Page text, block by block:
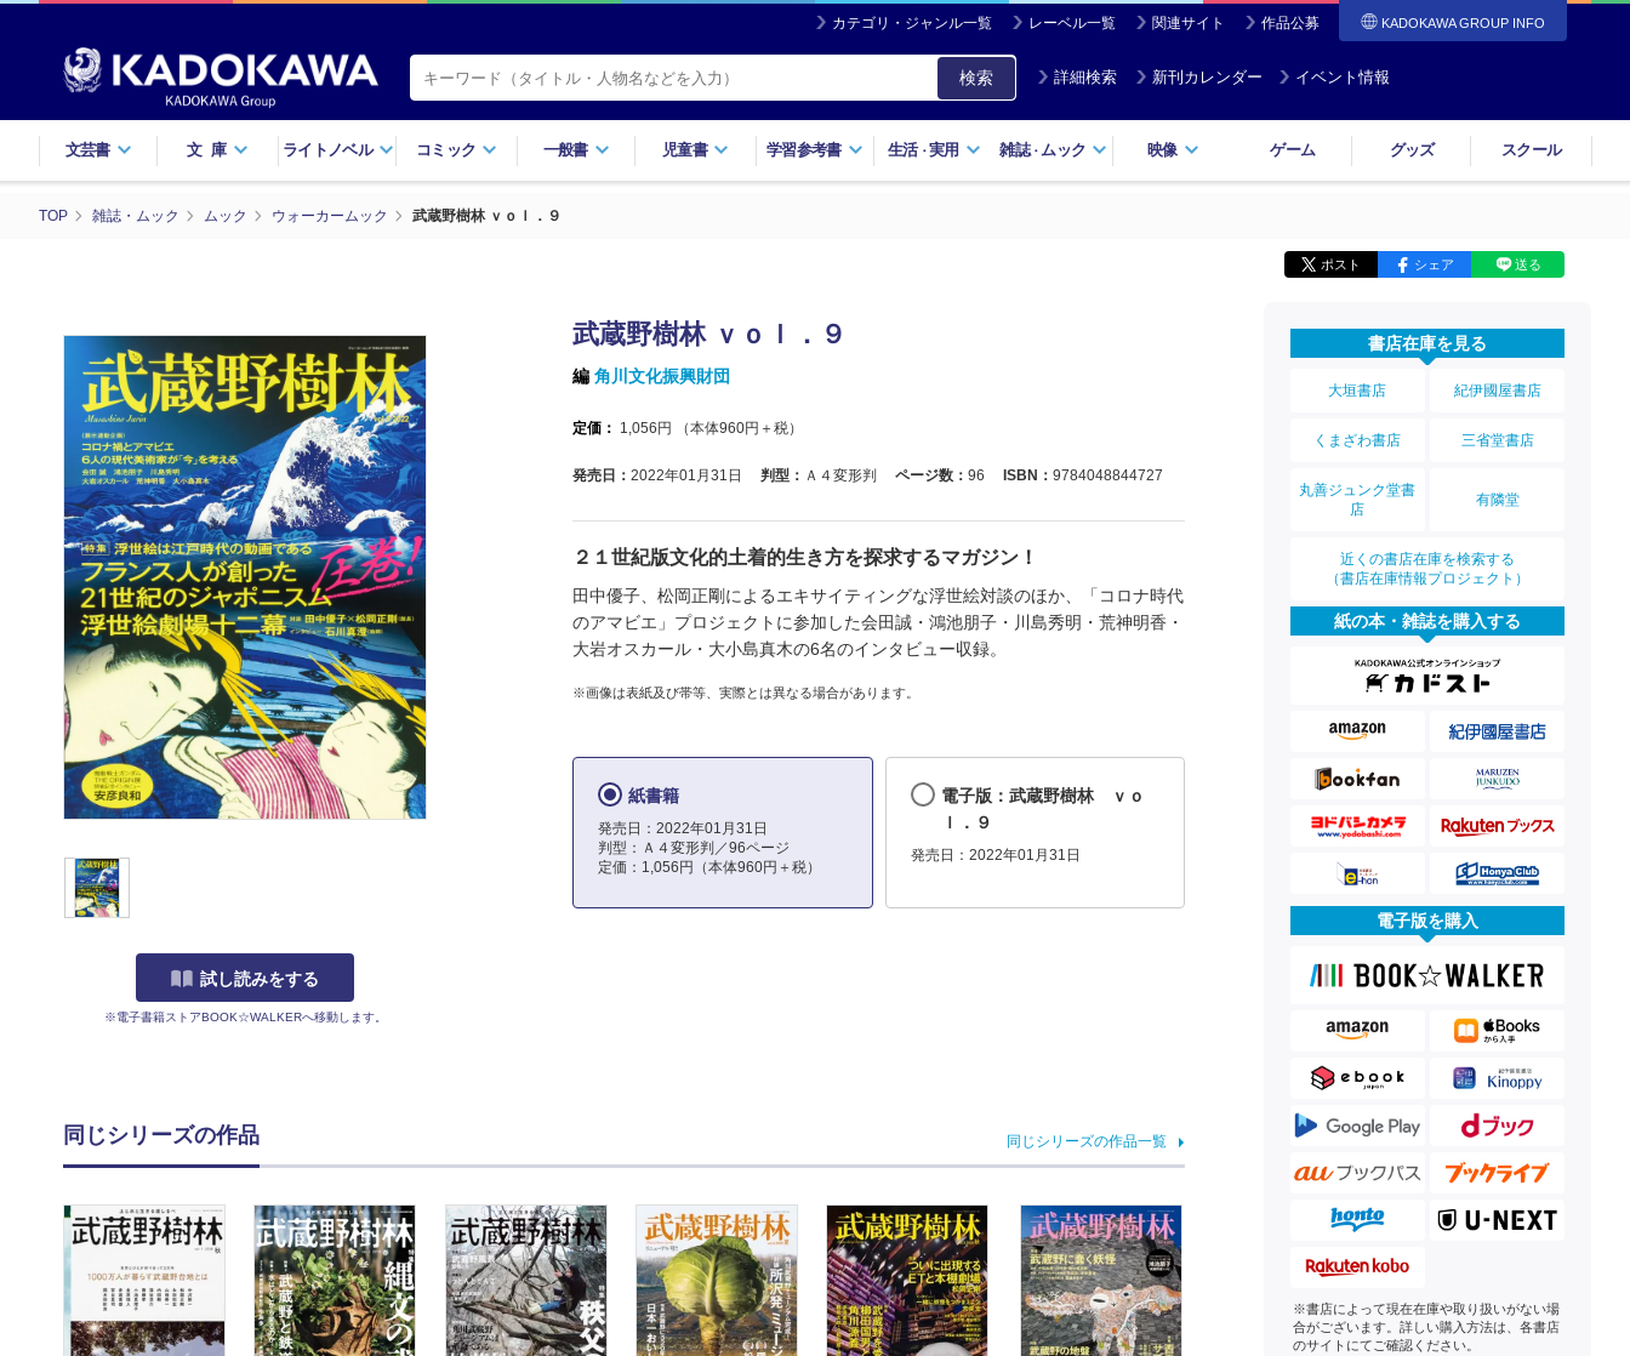
カテゴリ・ジャンル一覧 レーベル一覧 関連サイト 作品公募 KADOKAWA GROUP INFO
検索 詳細検索 新刊カレンダー イベント情報
文芸書 文庫 ライトノベル コミック 一般書 児童書 学習参考書 生活・実用 雑誌・ ムック 映像 ゲーム グッズ スクール
TOP 雑誌・ムック ムック ウォーカームック 武蔵野樹林 ｖｏｌ．９
ポスト シェア 送る
試し読みをする
※電子書籍ストアBOOK☆WALKERへ移動します。
武蔵野樹林 ｖｏｌ．９
編 角川文化振興財団
定価： 1,056 円 （本体960円＋税）
発売日： 2022年01月31日 判型： Ａ４変形判 ページ数： 96 ISBN： 9784048844727
２１世紀版文化的土着的生き方を探求するマガジン！
田中優子、松岡正剛によるエキサイティングな浮世絵対談のほか、「コロナ時代
のアマビエ」プロジェクトに参加した会田誠・鴻池朋子・川島秀明・荒神明香・
大岩オスカール・大小島真木の6名のインタビュー収録。
※画像は表紙及び帯等、実際とは異なる場合があります。
紙書籍
発売日：2022年01月31日
判型：Ａ４変形判／96ページ
定価：1,056円（本体960円＋税）
電子版：武蔵野樹林 ｖｏ
ｌ．９
発売日：2022年01月31日
同じシリーズの作品 同じシリーズの作品一覧
書店在庫を見る
大垣書店 紀伊國屋書店
くまざわ書店 三省堂書店
丸善ジュンク堂書
店
有隣堂
近くの書店在庫を検索する
（書店在庫情報プロジェクト）
紙の本・雑誌を購入する
電子版を購入
※書店によって現在在庫や取り扱いがない場
合がございます。詳しい購入方法は、各書店
のサイトにてご確認ください。